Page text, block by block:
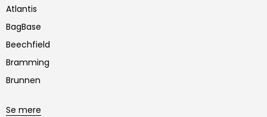
Atlantis
BagBase
Beechfield
Bramming
Brunnen
Se mere